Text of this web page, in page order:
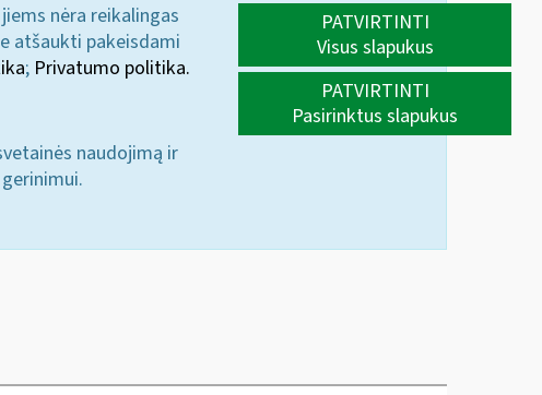
nėra reikalingas
atšaukti pakeisdami
; Privatumo politika.
naudojimą ir
PATVIRTINTI
Visus slapukus
PATVIRTINTI
Pasirinktus slapukus